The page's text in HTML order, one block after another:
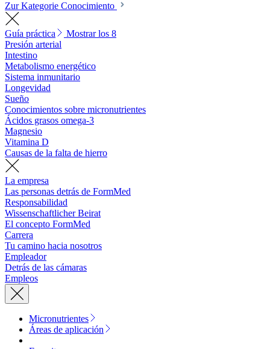
Zur Kategorie Conocimiento
Guía práctica
Mostrar los 8
Presión arterial
Intestino
Metabolismo energético
Sistema inmunitario
Longevidad
Sueño
Conocimientos sobre micronutrientes
Ácidos grasos omega-3
Magnesio
Vitamina D
Causas de la falta de hierro
La empresa
Las personas detrás de FormMed
Responsabilidad
Wissenschaftlicher Beirat
El concepto FormMed
Carrera
Tu camino hacia nosotros
Empleador
Detrás de las cámaras
Empleos
Micronutrientes
Áreas de aplicación